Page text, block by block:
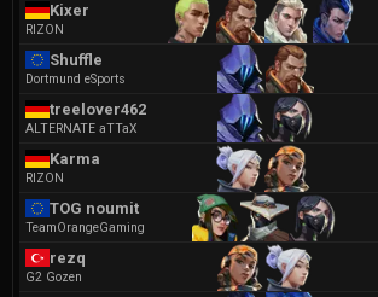
Kixer
RIZON
Shuffle
Dortmund eSports
treelover462
ALTERNATE aTTaX
Karma
RIZON
TOG noumit
TeamOrangeGaming
rezq
G2 Gozen